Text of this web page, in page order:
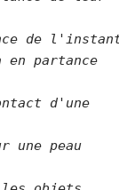
de
partance
d'une
une peau